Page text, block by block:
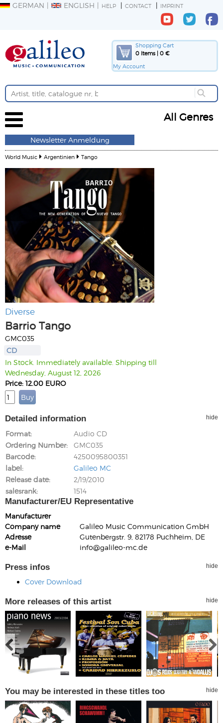
GERMAN ENGLISH HELP CONTACT IMPRINT
Shopping Cart
0 Items | 0 €
My Account
All Genres
Newsletter Anmeldung
World Music Argentinien Tango
Diverse
Barrio Tango
GMC035
CD
In Stock. Immediately available. Shipping till
Wednesday, August 12, 2026
Price: 12.00 EURO
Detailed information hide
Format
Audio CD
Ordering Number
GMC035
Barcode
4250095800351
label
Galileo MC
Release date
2/19/2010
salesrank
1514
Manufacturer/EU Representative
Manufacturer
Company name
Galileo Music Communication GmbH
Adresse
Gutenbergstr. 9, 82178 Puchheim, DE
e-Mail
info@galileo-mc.de
Press infos hide
Cover Download
More releases of this artist hide
You may be interested in these titles too hide